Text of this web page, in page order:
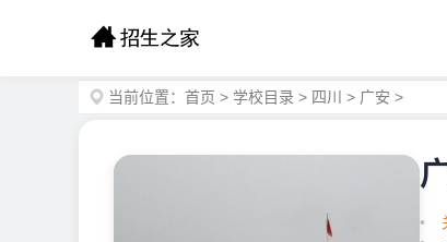
当前位置： 首页 > 学校目录 > 四川 > 广安 >